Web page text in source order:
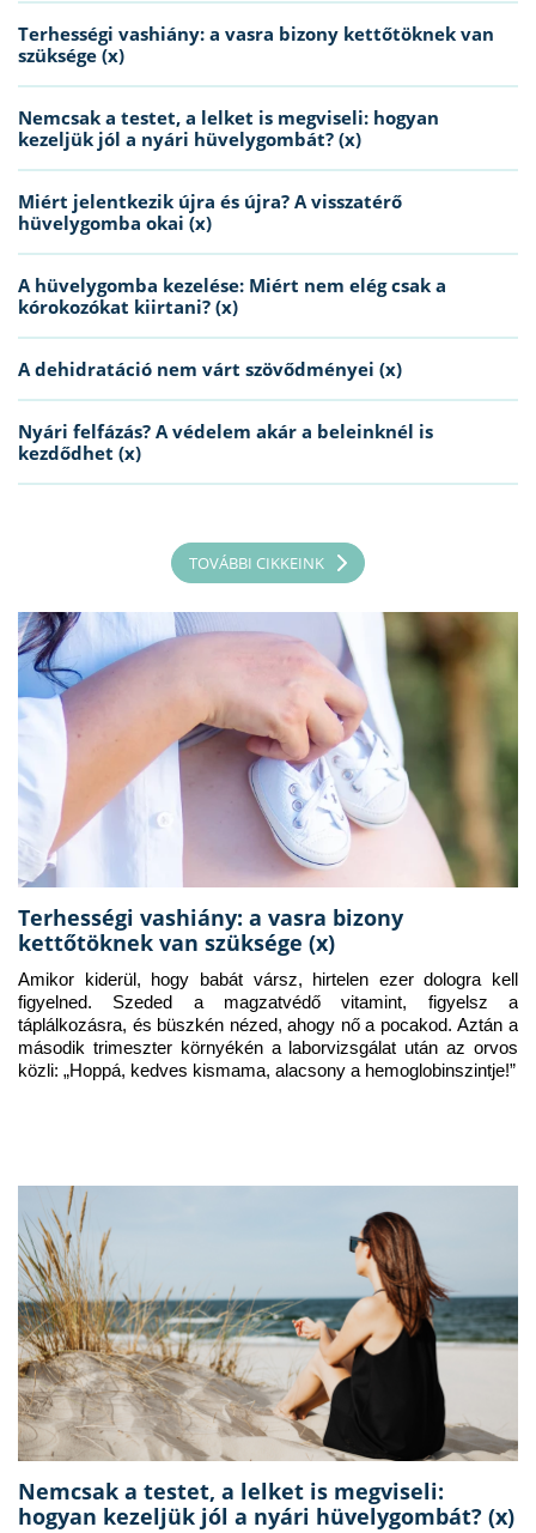
Terhességi vashiány: a vasra bizony kettőtöknek van
szüksége (x)
Nemcsak a testet, a lelket is megviseli: hogyan
kezeljük jól a nyári hüvelygombát? (x)
Miért jelentkezik újra és újra? A visszatérő
hüvelygomba okai (x)
A hüvelygomba kezelése: Miért nem elég csak a
kórokozókat kiirtani? (x)
A dehidratáció nem várt szövődményei (x)
Nyári felfázás? A védelem akár a beleinknél is
kezdődhet (x)
TOVÁBBI CIKKEINK
Terhességi vashiány: a vasra bizony
kettőtöknek van szüksége (x)
Amikor kiderül, hogy babát vársz, hirtelen ezer dologra kell
figyelned. Szeded a magzatvédő vitamint, figyelsz a
táplálkozásra, és büszkén nézed, ahogy nő a pocakod. Aztán a
második trimeszter környékén a laborvizsgálat után az orvos
közli: „Hoppá, kedves kismama, alacsony a hemoglobinszintje!”
Nemcsak a testet, a lelket is megviseli:
hogyan kezeljük jól a nyári hüvelygombát? (x)